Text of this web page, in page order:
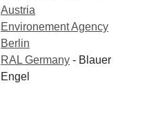
Austria
Environement Agency
Berlin
RAL Germany - Blauer
Engel